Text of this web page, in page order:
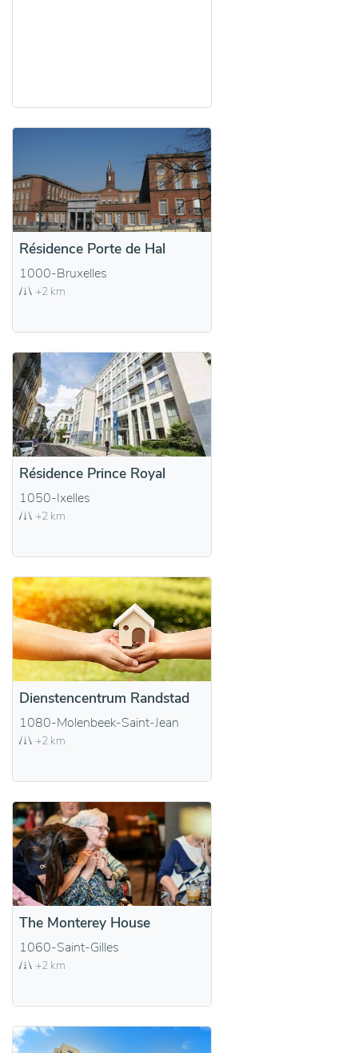
Résidence Porte de Hal
1000-Bruxelles
+2 km
Résidence Prince Royal
1050-Ixelles
+2 km
Dienstencentrum Randstad
1080-Molenbeek-Saint-Jean
+2 km
The Monterey House
1060-Saint-Gilles
+2 km